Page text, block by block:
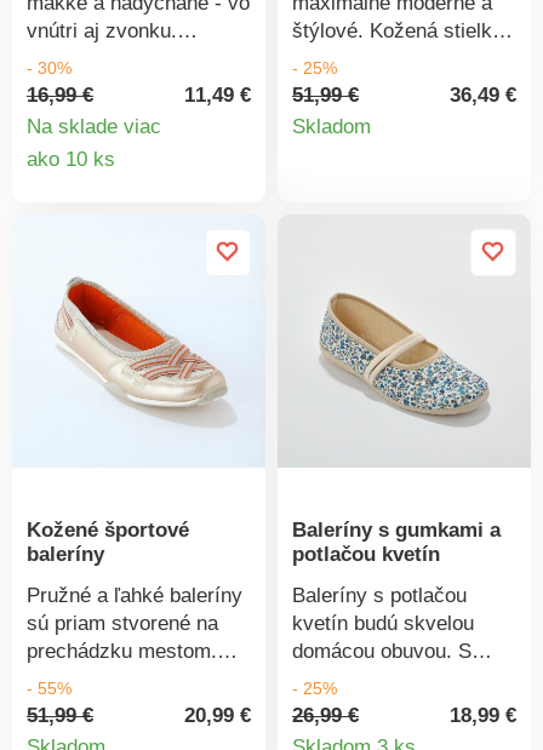
energie.
vnútri aj zvonku.
Protišmyková podošva.
Mäkké a jemné. Froté
stielka. Protišmyková
- 30%
16,99 €
11,49 €
Na sklade viac
ako 10 ks
štýlové. Kožená stielka.
Na zvršku mašlička.
Zrnitá farebne zladená
lemovka. Pevný opätok.
- 25%
51,99 €
36,49 €
Skladom
Detail
Kožené športové
baleríny
Pružné a ľahké baleríny
sú priam stvorené na
prechádzku mestom.
Zvršok a stielka z
kvalitnej kože. Vpredu a
vzadu guma. Ošetrite
- 55%
51,99 €
20,99 €
Detail
Baleríny s gumkami a
potlačou kvetín
Baleríny s potlačou
kvetín budú skvelou
domácou obuvou. S
gumkami na priehlavku,
vďaka ktorým držia
dobre na nohe. Veľmi
- 25%
26,99 €
18,99 €
Detail